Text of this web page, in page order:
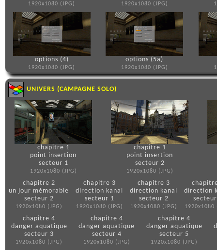
1920x1080 (JPG) 1920x1080 (JPG)
options (4)
1920x1080 (JPG)
options (5a)
1920x1080 (JPG)
UNIVERS (CAMPAGNE SOLO)
chapitre 1
point insertion
secteur 1
1920x1080 (JPG)
chapitre 1
point insertion
secteur 2
1920x1080 (JPG)
chapitre 2
un jour mémorable
secteur 2
1920x1080 (JPG)
chapitre 3
direction kanal
secteur 1
1920x1080 (JPG)
chapitre 3
direction kanal
secteur 2
1920x1080 (JPG)
direction
1920x1080
chapitre 4
danger aquatique
secteur 3
1920x1080 (JPG)
chapitre 4
danger aquatique
secteur 4
1920x1080 (JPG)
chapitre 4
danger aquatique
secteur 5
1920x1080 (JPG)